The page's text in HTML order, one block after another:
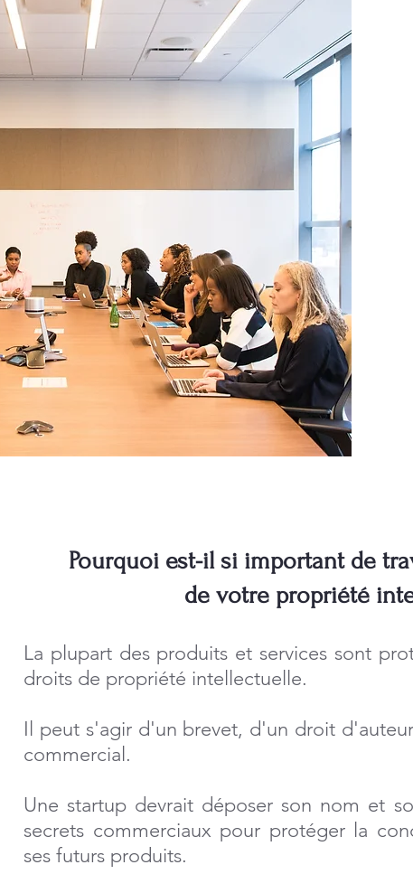
Pourquoi est-il si important de
de votre propriété
La plupart des produits et services sont
droits de propriété intellectuelle.
Il peut s'agir d'un brevet, d'un droit
commercial.
Une startup devrait déposer son nom et
secrets commerciaux pour protéger la
ses futurs produits.